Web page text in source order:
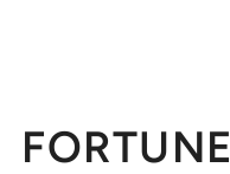
FORTUNE